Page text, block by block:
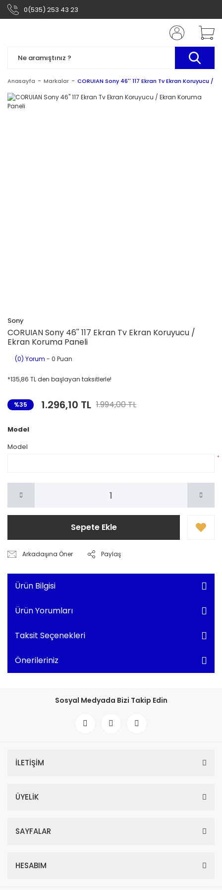
0(535) 253 43 23
Anasayfa Markalar CORUIAN Sony 46'' 117 Ekran Tv Ekran Koruyucu /
Sony
CORUIAN Sony 46'' 117 Ekran Tv Ekran Koruyucu /
Ekran Koruma Paneli
(0) Yorum - 0 Puan
*135,86 TL den başlayan taksitlerle!
%35 1.296,10 TL 1.994,00 TL
Model
Model
*
Sepete Ekle
Arkadaşına Öner Paylaş
Ürün Bilgisi
Ürün Yorumları
Taksit Seçenekleri
Önerileriniz
Sosyal Medyada Bizi Takip Edin
İLETİŞİM
ÜYELİK
SAYFALAR
HESABIM